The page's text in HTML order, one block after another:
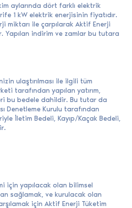
aylarında dört farklı elektrik
1 kW elektrik enerjisinin fiyatıdır.
miktarı ile çarpılarak Aktif Enerji
Yapılan indirim ve zamlar bu tutara
ulaştırılması ile ilgili tüm
tarafından yapılan yatırım,
bu bedele dahildir. Bu tutar da
Denetleme Kurulu tarafından
İletim Bedeli, Kayıp/Kaçak Bedeli,
için yapılacak olan bilimsel
sağlamak, ve kurulacak olan
için Aktif Enerji Tüketim